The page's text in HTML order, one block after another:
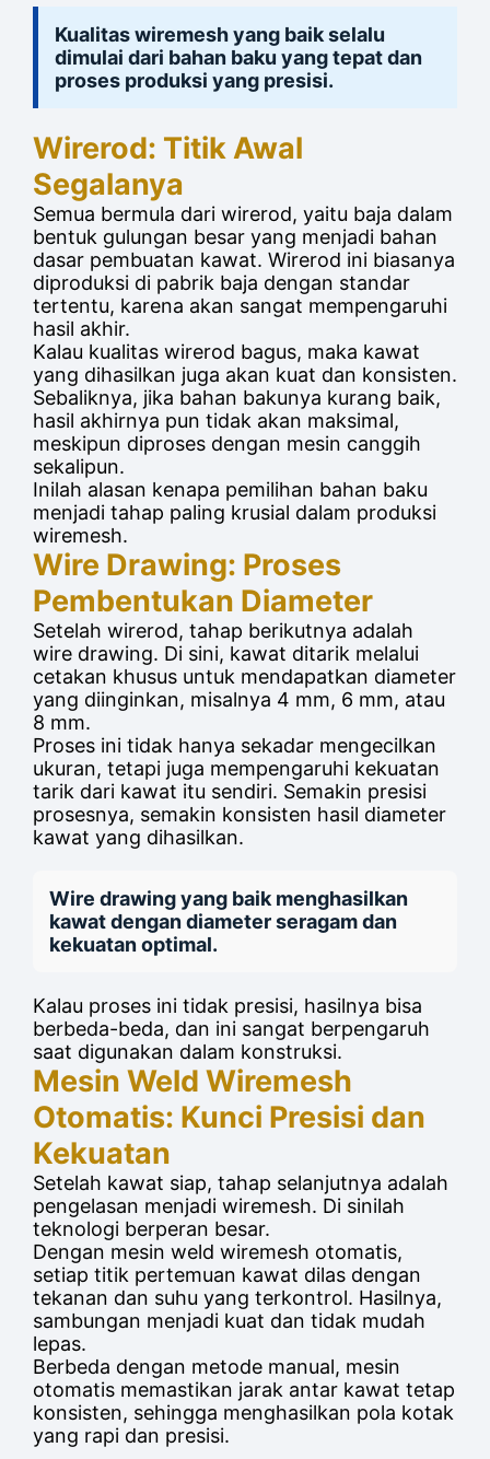
Kualitas wiremesh yang baik selalu
dimulai dari bahan baku yang tepat dan
proses produksi yang presisi.
Wirerod: Titik Awal
Segalanya
Semua bermula dari wirerod, yaitu baja dalam
bentuk gulungan besar yang menjadi bahan
dasar pembuatan kawat. Wirerod ini biasanya
diproduksi di pabrik baja dengan standar
tertentu, karena akan sangat mempengaruhi
hasil akhir.
Kalau kualitas wirerod bagus, maka kawat
yang dihasilkan juga akan kuat dan konsisten.
Sebaliknya, jika bahan bakunya kurang baik,
hasil akhirnya pun tidak akan maksimal,
meskipun diproses dengan mesin canggih
sekalipun.
Inilah alasan kenapa pemilihan bahan baku
menjadi tahap paling krusial dalam produksi
wiremesh.
Wire Drawing: Proses
Pembentukan Diameter
Setelah wirerod, tahap berikutnya adalah
wire drawing. Di sini, kawat ditarik melalui
cetakan khusus untuk mendapatkan diameter
yang diinginkan, misalnya 4 mm, 6 mm, atau
8 mm.
Proses ini tidak hanya sekadar mengecilkan
ukuran, tetapi juga mempengaruhi kekuatan
tarik dari kawat itu sendiri. Semakin presisi
prosesnya, semakin konsisten hasil diameter
kawat yang dihasilkan.
Wire drawing yang baik menghasilkan
kawat dengan diameter seragam dan
kekuatan optimal.
Kalau proses ini tidak presisi, hasilnya bisa
berbeda-beda, dan ini sangat berpengaruh
saat digunakan dalam konstruksi.
Mesin Weld Wiremesh
Otomatis: Kunci Presisi dan
Kekuatan
Setelah kawat siap, tahap selanjutnya adalah
pengelasan menjadi wiremesh. Di sinilah
teknologi berperan besar.
Dengan mesin weld wiremesh otomatis,
setiap titik pertemuan kawat dilas dengan
tekanan dan suhu yang terkontrol. Hasilnya,
sambungan menjadi kuat dan tidak mudah
lepas.
Berbeda dengan metode manual, mesin
otomatis memastikan jarak antar kawat tetap
konsisten, sehingga menghasilkan pola kotak
yang rapi dan presisi.